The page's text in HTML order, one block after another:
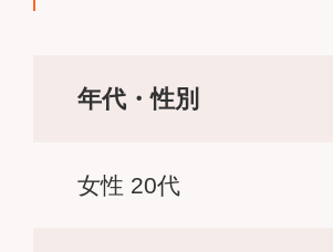
年代・性別
女性 20代